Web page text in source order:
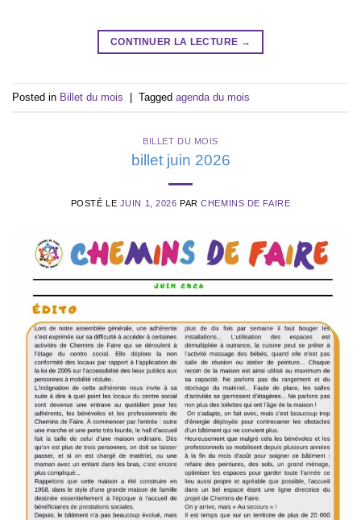
CONTINUER LA LECTURE →
Posted in Billet du mois | Tagged agenda du mois
BILLET DU MOIS
billet juin 2026
POSTÉ LE JUIN 1, 2026 PARCHEMINS DE FAIRE